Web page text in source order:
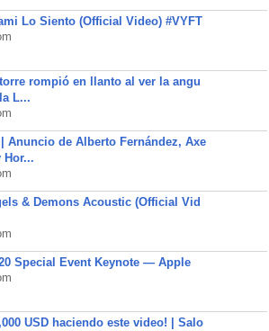
Lo Siento (Official Video) #VYFT
rompió en llanto al ver la angu
L...
| Anuncio de Alberto Fernández, Axe
Hor...
& Demons Acoustic (Official Vid
Special Event Keynote — Apple
USD haciendo este video! | Salo